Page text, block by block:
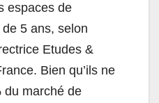
espaces de
5 ans, selon
Etudes &
Bien qu’ils ne
du marché de